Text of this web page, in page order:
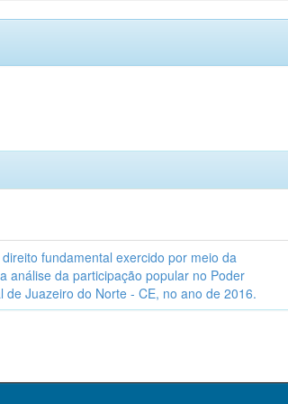
fundamental exercido por meio da
análise da participação popular no Poder
de Juazeiro do Norte - CE, no ano de 2016.